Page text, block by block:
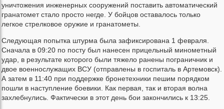
уничтожения инженерных сооружений поставить автоматический
гранатомет стало просто негде. У бойцов оставалось только
легкое стрелковое оружие и гранатометы.
Следующая попытка штурма была зафиксирована 1 февраля.
Сначала в 09:20 по посту был нанесен прицельный минометный
удар, в результате которого были тяжело ранены пограничник и
двое военнослужащих ВСУ (отправлены в госпиталь в Артемовск).
А затем в 11:40 при поддержке бронетехники пешим порядком
пошли в наступление боевики. Как первая, так и вторая волна
захлебнулись. Фактически в этот день бои закончились к 13:25.